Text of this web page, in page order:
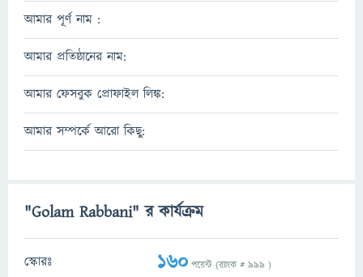
আমার পূর্ণ নাম :
আমার প্রতিষ্ঠানের নাম:
আমার ফেসবুক প্রোফাইল লিঙ্ক:
আমার সম্পর্কে আরো কিছু:
"Golam Rabbani" র কার্যক্রম
স্কোরঃ 160 পয়েন্ট (র‌্যাংক # 999 )